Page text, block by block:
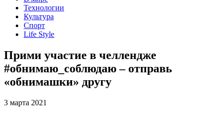
Технологии
Культура
Спорт
Life Style
Прими участие в челлендже
#обнимаю_соблюдаю – отправь
«обнимашки» другу
3 марта 2021